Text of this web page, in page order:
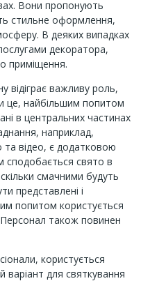
Вони пропонують
стильне оформлення,
В деяких випадках
декоратора,
приміщення.
відіграє важливу роль,
це, найбільшим попитом
в центральних частинах
наприклад,
та відео, є додатковою
сподобається свято в
смачними будуть
представлені і
попитом користується
Персонал також повинен
користується
варіант для святкування